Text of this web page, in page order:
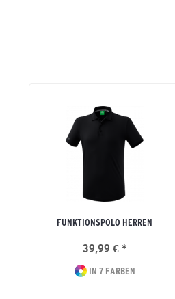
FUNKTIONSPOLO HERREN
39,99 € *
IN 7 FARBEN